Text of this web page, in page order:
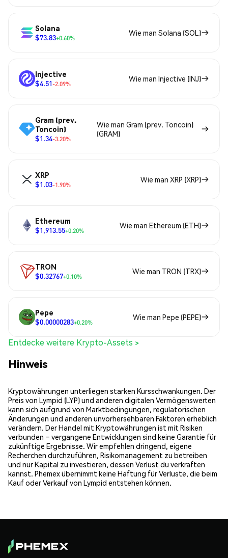
Solana
$73.83+0.60%
Wie man Solana (SOL)
Injective
$4.51-2.09%
Wie man Injective (INJ)
Gram (prev.
Toncoin)
$1.34-3.20%
Wie man Gram (prev. Toncoin)
(GRAM)
XRP
$1.03-1.90%
Wie man XRP (XRP)
Ethereum
$1,913.55+0.20%
Wie man Ethereum (ETH)
TRON
$0.32767+0.10%
Wie man TRON (TRX)
Pepe
$0.00000283+0.20%
Wie man Pepe (PEPE)
Entdecke weitere Krypto-Assets >
Hinweis
Kryptowährungen unterliegen starken Kursschwankungen. Der
Preis von Lympid (LYP) und anderen digitalen Vermögenswerten
kann sich aufgrund von Marktbedingungen, regulatorischen
Änderungen und anderen unvorhersehbaren Faktoren erheblich
verändern. Der Handel mit Kryptowährungen ist mit Risiken
verbunden – vergangene Entwicklungen sind keine Garantie für
zukünftige Ergebnisse. Wir empfehlen dringend, eigene
Recherchen durchzuführen, Risikomanagement zu betreiben
und nur Kapital zu investieren, dessen Verlust du verkraften
kannst. Phemex übernimmt keine Haftung für Verluste, die beim
Kauf oder Verkauf von Lympid entstehen können.